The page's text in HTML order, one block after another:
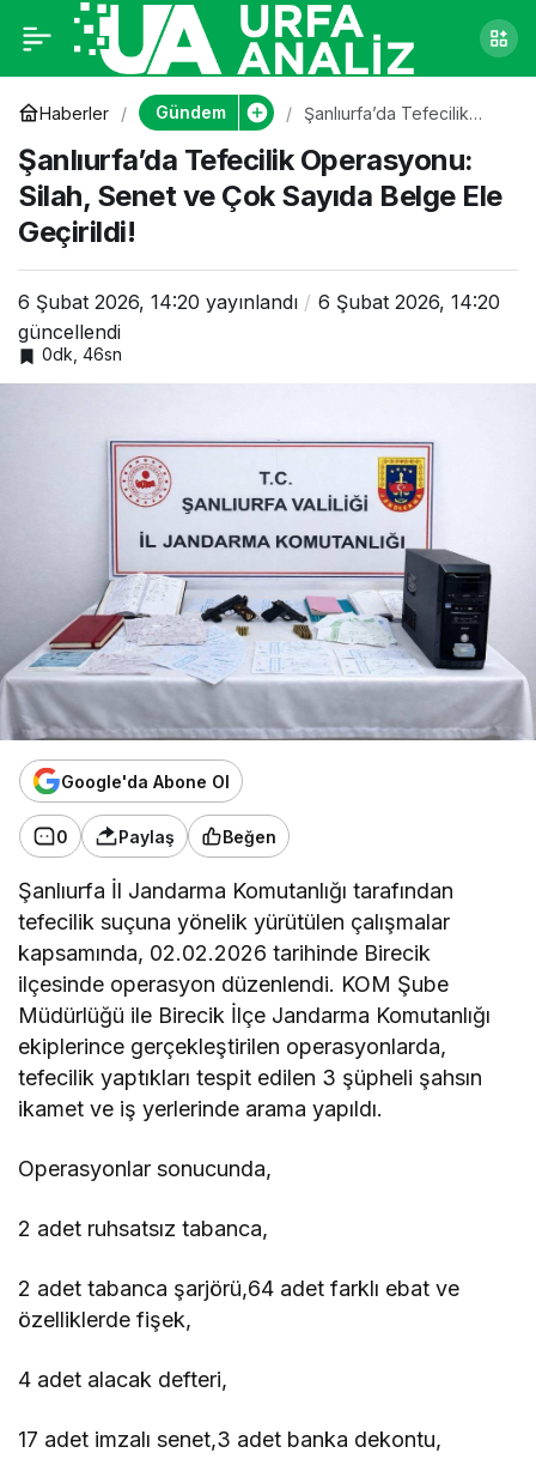
Haberler Gündem
Şanlıurfa’da Tefecilik
ve Çok Sayıda Belge Ele
Geçirildi!
Şanlıurfa’da Tefecilik Operasyonu:
Silah, Senet ve Çok Sayıda Belge Ele
Geçirildi!
6 Şubat 2026, 14:20 yayınlandı
6 Şubat 2026, 14:20
güncellendi
0dk, 46sn
Google'da Abone Ol
0 Paylaş Beğen
Şanlıurfa İl Jandarma Komutanlığı tarafından
tefecilik suçuna yönelik yürütülen çalışmalar
kapsamında, 02.02.2026 tarihinde Birecik
ilçesinde operasyon düzenlendi. KOM Şube
Müdürlüğü ile Birecik İlçe Jandarma Komutanlığı
ekiplerince gerçekleştirilen operasyonlarda,
tefecilik yaptıkları tespit edilen 3 şüpheli şahsın
ikamet ve iş yerlerinde arama yapıldı.
Operasyonlar sonucunda,
2 adet ruhsatsız tabanca,
2 adet tabanca şarjörü,64 adet farklı ebat ve
özelliklerde fişek,
4 adet alacak defteri,
17 adet imzalı senet,3 adet banka dekontu,
Şanlıurfa’da Tefecilik
Operasyonu: Silah,
Senet ve Çok Sayıda
Belge Ele Geçirildi!
0